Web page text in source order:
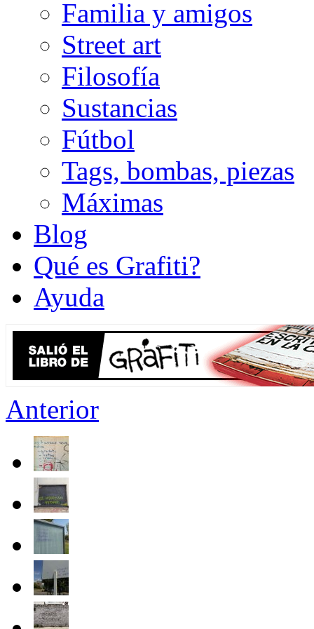
Familia y amigos
Street art
Filosofía
Sustancias
Fútbol
Tags, bombas, piezas
Máximas
Blog
Qué es Grafiti?
Ayuda
Anterior